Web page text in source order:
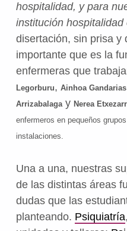
hospitalidad, y para
instituciónhospitalidad
disertación, sin prisa y
importante que es la
enfermeras que
Legorburu, Ainhoa Gandarias
Arrizabalagay Nerea
enfermeros en pequeños
instalaciones.
Una a una, nuestras
de las distintas áreas
dudas que las
planteando. Psiquiatría